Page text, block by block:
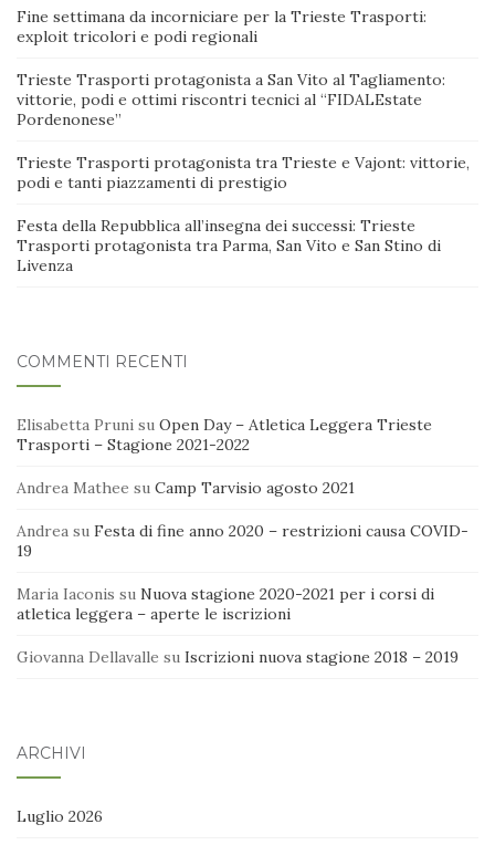
Fine settimana da incorniciare per la Trieste Trasporti:
exploit tricolori e podi regionali
Trieste Trasporti protagonista a San Vito al Tagliamento:
vittorie, podi e ottimi riscontri tecnici al “FIDALEstate
Pordenonese”
Trieste Trasporti protagonista tra Trieste e Vajont: vittorie,
podi e tanti piazzamenti di prestigio
Festa della Repubblica all’insegna dei successi: Trieste
Trasporti protagonista tra Parma, San Vito e San Stino di
Livenza
COMMENTI RECENTI
Elisabetta Pruni su Open Day – Atletica Leggera Trieste
Trasporti – Stagione 2021-2022
Andrea Mathee su Camp Tarvisio agosto 2021
Andrea su Festa di fine anno 2020 – restrizioni causa COVID-
19
Maria Iaconis su Nuova stagione 2020-2021 per i corsi di
atletica leggera – aperte le iscrizioni
Giovanna Dellavalle su Iscrizioni nuova stagione 2018 – 2019
ARCHIVI
Luglio 2026